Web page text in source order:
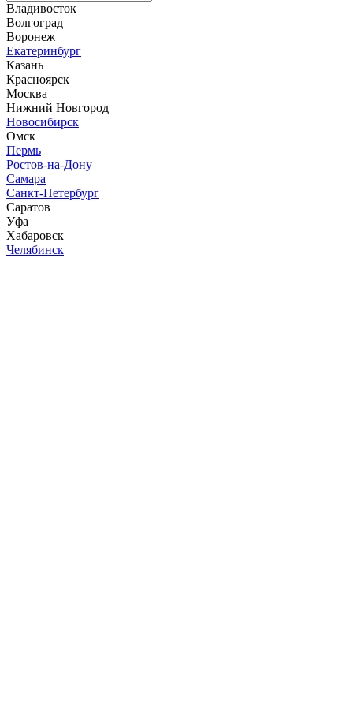
Владивосток
Волгоград
Воронеж
Екатеринбург
Казань
Красноярск
Москва
Нижний Новгород
Новосибирск
Омск
Пермь
Ростов-на-Дону
Самара
Санкт-Петербург
Саратов
Уфа
Хабаровск
Челябинск